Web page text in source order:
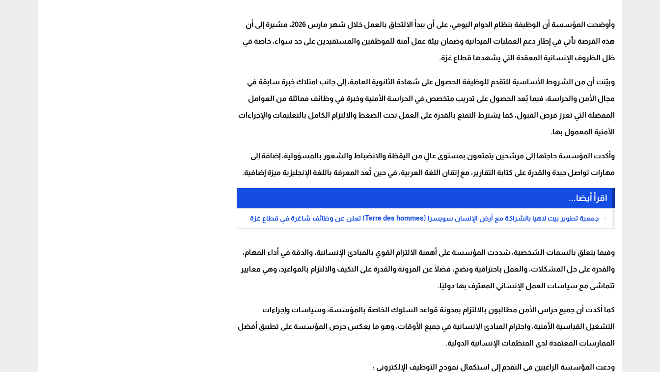
وأوضحت المؤسسة أن الوظيفة بنظام الدوام اليومي، على أن يبدأ الالتحاق بالعمل خلال شهر مارس 2026، مشيرة إلى أن
هذه الفرصة تأتي في إطار دعم العمليات الميدانية وضمان بيئة عمل آمنة للموظفين والمستفيدين على حد سواء، خاصة في
ظل الظروف الإنسانية المعقدة التي يشهدها قطاع غزة.
وبيّنت أن من الشروط الأساسية للتقدم للوظيفة الحصول على شهادة الثانوية العامة، إلى جانب امتلاك خبرة سابقة في
مجال الأمن والحراسة، فيما يُعد الحصول على تدريب متخصص في الحراسة الأمنية وخبرة في وظائف مماثلة من العوامل
المفضلة التي تعزز فرص القبول، كما يشترط التمتع بالقدرة على العمل تحت الضغط والالتزام الكامل بالتعليمات والإجراءات
الأمنية المعمول بها.
وأكدت المؤسسة حاجتها إلى مرشحين يتمتعون بمستوى عالٍ من اليقظة والانضباط والشعور بالمسؤولية، إضافة إلى
مهارات تواصل جيدة والقدرة على كتابة التقارير، مع إتقان اللغة العربية، في حين تُعد المعرفة باللغة الإنجليزية ميزة إضافية.
اقرأ أيضا...
جمعية تطوير بيت لاهيا بالشراكة مع أرض الإنسان سويسرا (Terre des hommes) تعلن عن وظائف شاغرة في قطاع غزة
وفيما يتعلق بالسمات الشخصية، شددت المؤسسة على أهمية الالتزام القوي بالمبادئ الإنسانية، والدقة في أداء المهام،
والقدرة على حل المشكلات، والعمل باحترافية ونضج، فضلًا عن المرونة والقدرة على التكيف والالتزام بالمواعيد، وهي معايير
تتماشى مع سياسات العمل الإنساني المعترف بها دوليًا.
كما أكدت أن جميع حراس الأمن مطالبون بالالتزام بمدونة قواعد السلوك الخاصة بالمؤسسة، وسياسات وإجراءات
التشغيل القياسية الأمنية، واحترام المبادئ الإنسانية في جميع الأوقات، وهو ما يعكس حرص المؤسسة على تطبيق أفضل
الممارسات المعتمدة لدى المنظمات الإنسانية الدولية.
ودعت المؤسسة الراغبين في التقدم إلى استكمال نموذج التوظيف الإلكتروني :